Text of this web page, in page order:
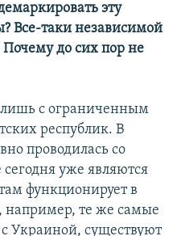
эту
Все-таки независимой
до сих пор не
с ограниченным
республик. В
проводилась со
уже являются
функционирует в
например, те же самые
Украиной, существуют